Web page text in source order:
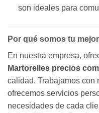
son ideales para
Por qué somos tu
En nuestra empresa,
Martorelles precios
calidad. Trabajamos con
ofrecemos servicios
necesidades de cada